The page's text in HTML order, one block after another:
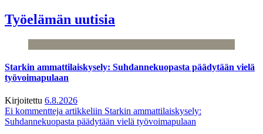
Työelämän uutisia
Starkin ammattilaiskysely: Suhdannekuopasta päädytään vielä
työvoimapulaan
Kirjoitettu 6.8.2026
Ei kommentteja artikkeliin Starkin ammattilaiskysely:
Suhdannekuopasta päädytään vielä työvoimapulaan